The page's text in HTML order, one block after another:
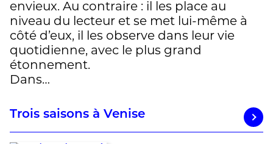
envieux. Au contraire : il les place au
niveau du lecteur et se met lui-même à
côté d’eux, il les observe dans leur vie
quotidienne, avec le plus grand
étonnement.
Dans…
Trois saisons à Venise